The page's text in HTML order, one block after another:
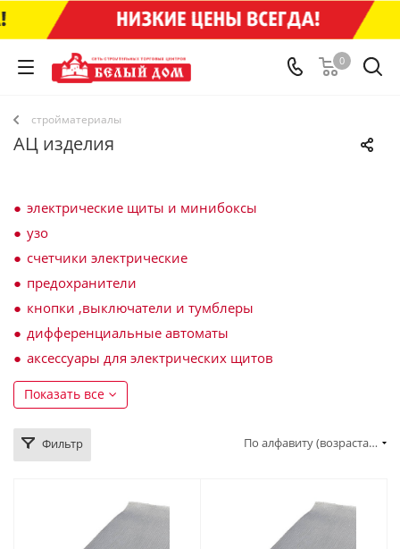
0
стройматериалы
АЦ изделия
электрические щиты и минибоксы
узо
счетчики электрические
предохранители
кнопки ,выключатели и тумблеры
дифференциальные автоматы
аксессуары для электрических щитов
Показать все
Фильтр По алфавиту (возрастание)